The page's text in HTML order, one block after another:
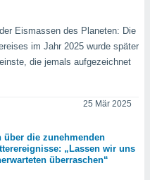
Eismassen des Planeten: Die
im Jahr 2025 wurde später
die jemals aufgezeichnet
25 Mär 2025
über die zunehmenden
„Lassen wir uns
überraschen“